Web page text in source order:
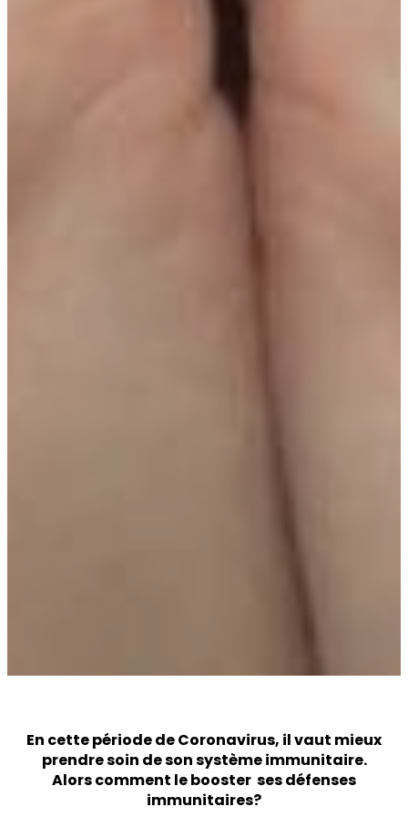
En cette période de Coronavirus, il vaut mieux
prendre soin de son système immunitaire.
Alors comment le booster ses défenses
immunitaires?